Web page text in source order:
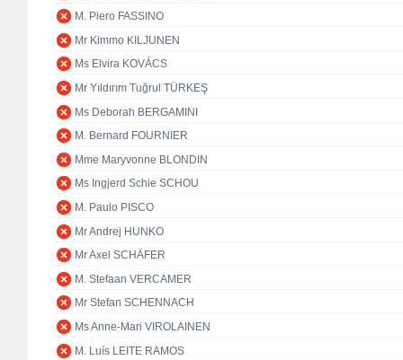
M. Piero FASSINO
Mr Kimmo KILJUNEN
Ms Elvira KOVÁCS
Mr Yıldırım Tuğrul TÜRKEŞ
Ms Deborah BERGAMINI
M. Bernard FOURNIER
Mme Maryvonne BLONDIN
Ms Ingjerd Schie SCHOU
M. Paulo PISCO
Mr Andrej HUNKO
Mr Axel SCHÄFER
M. Stefaan VERCAMER
Mr Stefan SCHENNACH
Ms Anne-Mari VIROLAINEN
M. Luís LEITE RAMOS